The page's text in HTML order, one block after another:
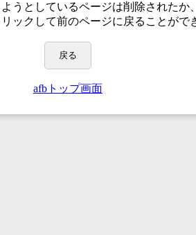
うとしているページは削除されたか
ックして前のページに戻ることがで
戻る
afbトップ画面